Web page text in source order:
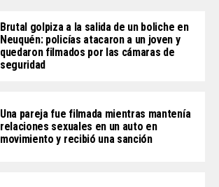
Brutal golpiza a la salida de un boliche en
Neuquén: policías atacaron a un joven y
quedaron filmados por las cámaras de
seguridad
Una pareja fue filmada mientras mantenía
relaciones sexuales en un auto en
movimiento y recibió una sanción